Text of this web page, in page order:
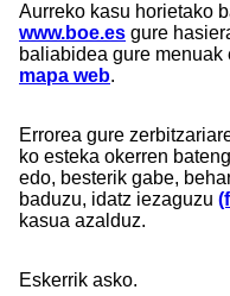
Aurreko kasu horietako
www.boe.es gure
baliabidea gure
mapa web.
Errorea gure
ko esteka okerren
edo, besterik gabe,
baduzu, idatz iezaguzu
kasua azalduz.
Eskerrik asko.